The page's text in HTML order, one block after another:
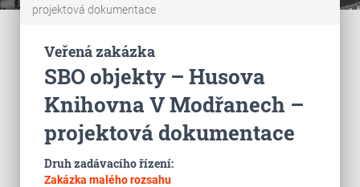
projektová dokumentace
Veřená zakázka
SBO objekty – Husova
Knihovna V Modřanech –
projektová dokumentace
Druh zadávacího řízení:
Zakázka malého rozsahu